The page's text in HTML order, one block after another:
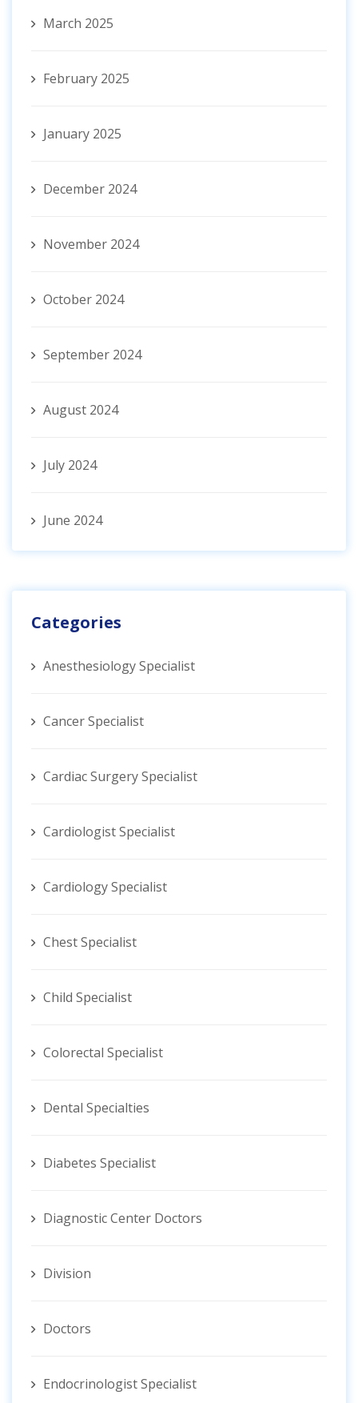
March 2025
February 2025
January 2025
December 2024
November 2024
October 2024
September 2024
August 2024
July 2024
June 2024
Categories
Anesthesiology Specialist
Cancer Specialist
Cardiac Surgery Specialist
Cardiologist Specialist
Cardiology Specialist
Chest Specialist
Child Specialist
Colorectal Specialist
Dental Specialties
Diabetes Specialist
Diagnostic Center Doctors
Division
Doctors
Endocrinologist Specialist